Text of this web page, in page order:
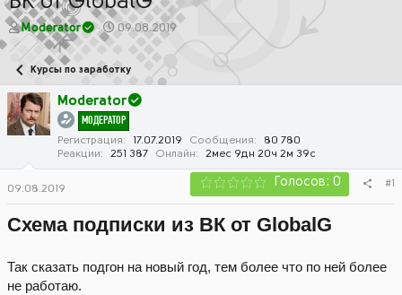
А
т
о
р
т
е
Moderator
Д
а
а
ч
а
л
а
09.08.2019
Курсы по заработку
Moderator
МОДЕРАТОР
Регистрация 17.07.2019 Сообщения
80 780
Реакции
251 387 Онлайн 2мес 9дн 20ч 2м 39с
09.08.2019 Голосов: 0 #1
Схема подписки из ВК от GlobalG
Так сказать подгон на новый год, тем более что по ней более
не работаю.